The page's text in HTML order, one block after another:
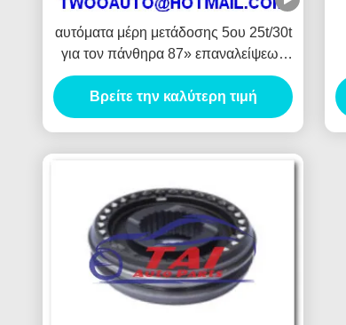
αυτόματα μέρη μετάδοσης 5ου 25t/30t
για τον πάνθηρα 87» επαναλείψεων
Isuzu 4ja1 απόδοση 90» 8-94161-
912-1high
Βρείτε την καλύτερη τιμή